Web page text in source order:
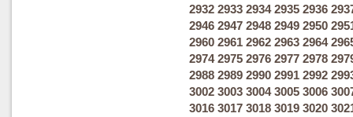
2932 2933 2934 2935 2936
2946 2947 2948 2949 2950
2960 2961 2962 2963 2964
2974 2975 2976 2977 2978
2988 2989 2990 2991 2992
3002 3003 3004 3005 3006
3016 3017 3018 3019 3020